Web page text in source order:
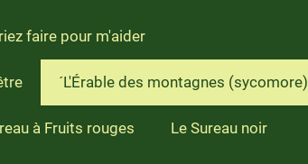
faire pour m'aider
´L'Érable des montagnes (sycomore)
à Fruits rouges Le Sureau noir